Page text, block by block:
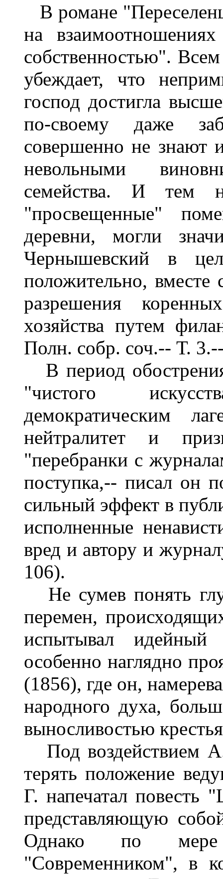
В романе
на
собственностью".
убеждает, что
господ достигла
по-своему даже
совершенно не знают
невольными
семейства. И тем
"просвещенные"
деревни, могли
Чернышевский в
положительно, вместе
разрешения
хозяйства путем
Полн. собр. соч.-- Т.
В период
"чистого
демократическим
нейтралитет и
"перебранки с
поступка,-- писал он
сильный эффект в
исполненные
вред и автору и
106).
Не сумев понять
перемен,
испытывал
особенно наглядно
(1856), где он,
народного духа,
выносливостью
Под воздействием
терять положение
Г. напечатал повесть
представляющую
Однако по мере
"Современником", в